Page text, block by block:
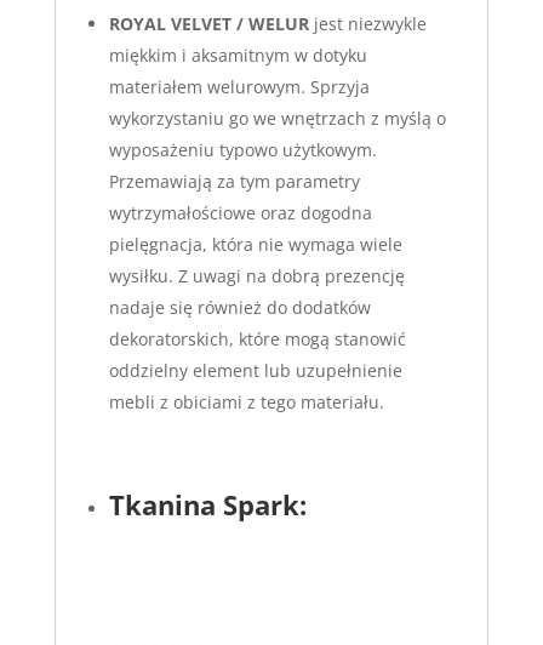
ROYAL VELVET / WELURjest niezwykle
miękkim i aksamitnym w dotyku
materiałem welurowym. Sprzyja
wykorzystaniu go we wnętrzach z myślą o
wyposażeniu typowo użytkowym.
Przemawiają za tym parametry
wytrzymałościowe oraz dogodna
pielęgnacja, która nie wymaga wiele
wysiłku. Z uwagi na dobrą prezencję
nadaje się również do dodatków
dekoratorskich, które mogą stanowić
oddzielny element lub uzupełnienie
mebli z obiciami z tego materiału.
Tkanina Spark: